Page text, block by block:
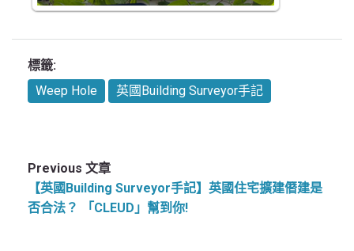
標籤:
Weep Hole
英國Building Surveyor手記
Previous 文章
【英國Building Surveyor手記】英國住宅擴建僭建是
否合法？ 「CLEUD」幫到你!